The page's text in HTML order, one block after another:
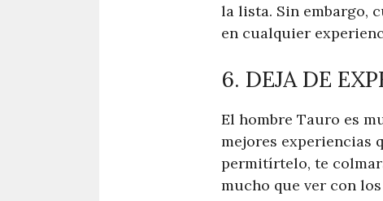
la lista. Sin embargo,
en cualquier
6. DEJA DE
El hombre Tauro es
mejores experiencias
permitírtelo, te
mucho que ver con